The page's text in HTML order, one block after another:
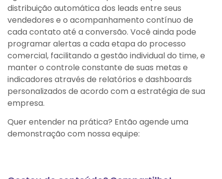
distribuição automática dos leads entre seus
vendedores e o acompanhamento contínuo de
cada contato até a conversão. Você ainda pode
programar alertas a cada etapa do processo
comercial, facilitando a gestão individual do time, e
manter o controle constante de suas metas e
indicadores através de relatórios e dashboards
personalizados de acordo com a estratégia de sua
empresa.
Quer entender na prática? Então agende uma
demonstração com nossa equipe: